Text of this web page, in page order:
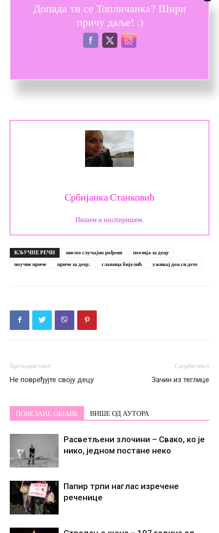
Србијанка Станковић
Пишем и инспиришем.
КЉУЧНЕ РЕЧИ нисмо случајно рођени
поезија за децу
поучне приче
приче за децу. славица бијелић уживај док си дете
Претходни текст
Не повређујте своју децу
Следећи текст
Зачин из теглице
ПОВЕЗАНЕ ОБЈАВЕ ВИШЕ ОД АУТОРА
Расветљени злочини – Свако, ко је
нико, једном постане некo
Папир трпи наглас изречене
реченице
Допада ти се Топличанка? Шири
причу даље! :)